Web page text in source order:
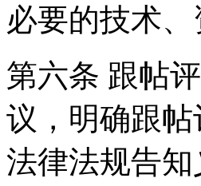
必要的技术
第六条 跟帖
议，明确跟
法律法规告